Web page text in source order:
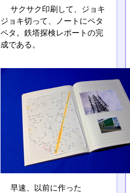
サクサク印刷して、ジョキ
ジョキ切って、ノートにペタ
ペタ。鉄塔探検レポートの完
成である。
早速、以前に作った